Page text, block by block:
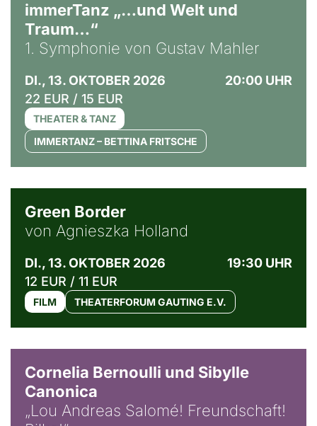
immerTanz „…und Welt und
Traum…“
1. Symphonie von Gustav Mahler
DI., 13. OKTOBER 2026
20:00 UHR
22 EUR / 15 EUR
THEATER & TANZ
IMMERTANZ – BETTINA FRITSCHE
Green Border
von Agnieszka Holland
DI., 13. OKTOBER 2026
19:30 UHR
12 EUR / 11 EUR
FILM THEATERFORUM GAUTING E.V.
Cornelia Bernoulli und Sibylle
Canonica
„Lou Andreas Salomé! Freundschaft!